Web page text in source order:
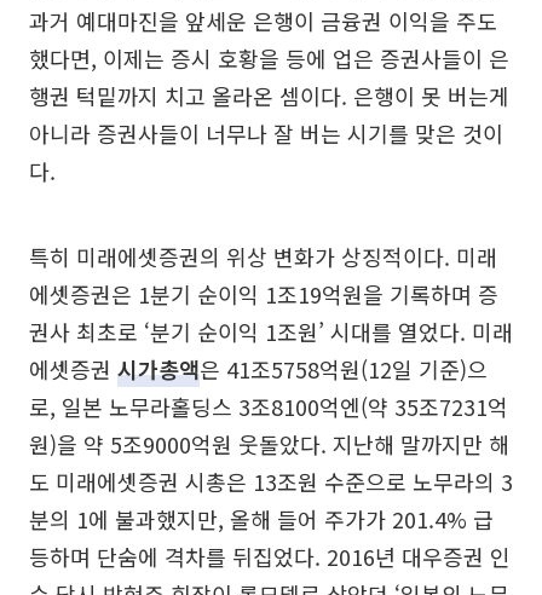
과거 예대마진을 앞세운 은행이 금융권 이익을 주도
했다면, 이제는 증시 호황을 등에 업은 증권사들이 은
행권 턱밑까지 치고 올라온 셈이다. 은행이 못 버는게
아니라 증권사들이 너무나 잘 버는 시기를 맞은 것이
다.
특히 미래에셋증권의 위상 변화가 상징적이다. 미래
에셋증권은 1분기 순이익 1조19억원을 기록하며 증
권사 최초로 ‘분기 순이익 1조원’ 시대를 열었다. 미래
에셋증권 시가총액은 41조5758억원(12일 기준)으
로, 일본 노무라홀딩스 3조8100억엔(약 35조7231억
원)을 약 5조9000억원 웃돌았다. 지난해 말까지만 해
도 미래에셋증권 시총은 13조원 수준으로 노무라의 3
분의 1에 불과했지만, 올해 들어 주가가 201.4% 급
등하며 단숨에 격차를 뒤집었다. 2016년 대우증권 인